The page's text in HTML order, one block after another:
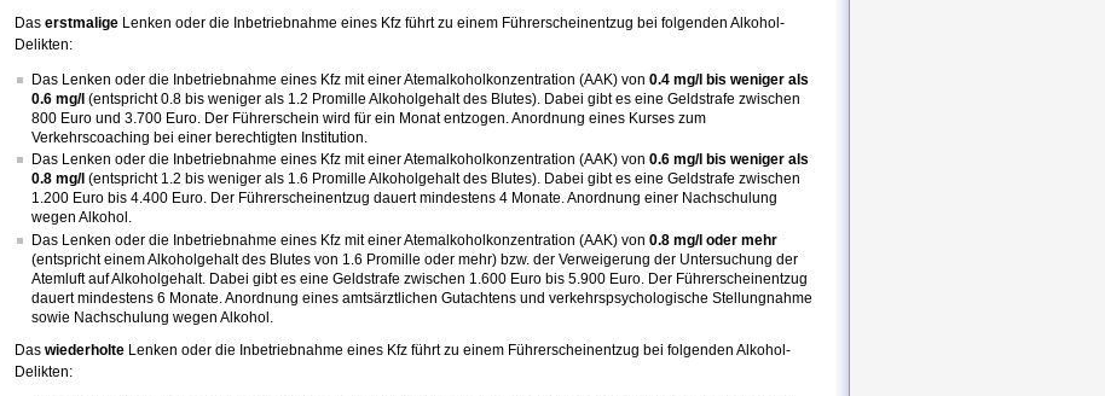
Das erstmalige Lenken oder die Inbetriebnahme eines Kfz führt zu einem Führerscheinentzug bei folgenden Alkohol-
Delikten:
Das Lenken oder die Inbetriebnahme eines Kfz mit einer Atemalkoholkonzentration (AAK) von 0.4 mg/l bis weniger als
0.6 mg/l (entspricht 0.8 bis weniger als 1.2 Promille Alkoholgehalt des Blutes). Dabei gibt es eine Geldstrafe zwischen
800 Euro und 3.700 Euro. Der Führerschein wird für ein Monat entzogen. Anordnung eines Kurses zum
Verkehrscoaching bei einer berechtigten Institution.
Das Lenken oder die Inbetriebnahme eines Kfz mit einer Atemalkoholkonzentration (AAK) von 0.6 mg/l bis weniger als
0.8 mg/l (entspricht 1.2 bis weniger als 1.6 Promille Alkoholgehalt des Blutes). Dabei gibt es eine Geldstrafe zwischen
1.200 Euro bis 4.400 Euro. Der Führerscheinentzug dauert mindestens 4 Monate. Anordnung einer Nachschulung
wegen Alkohol.
Das Lenken oder die Inbetriebnahme eines Kfz mit einer Atemalkoholkonzentration (AAK) von 0.8 mg/l oder mehr
(entspricht einem Alkoholgehalt des Blutes von 1.6 Promille oder mehr) bzw. der Verweigerung der Untersuchung der
Atemluft auf Alkoholgehalt. Dabei gibt es eine Geldstrafe zwischen 1.600 Euro bis 5.900 Euro. Der Führerscheinentzug
dauert mindestens 6 Monate. Anordnung eines amtsärztlichen Gutachtens und verkehrspsychologische Stellungnahme
sowie Nachschulung wegen Alkohol.
Das wiederholte Lenken oder die Inbetriebnahme eines Kfz führt zu einem Führerscheinentzug bei folgenden Alkohol-
Delikten: